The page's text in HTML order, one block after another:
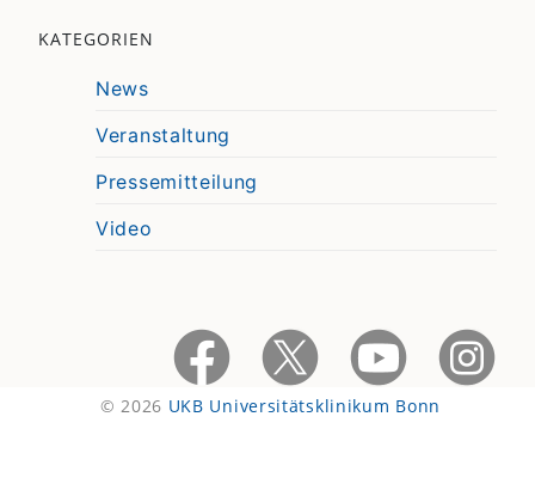
KATEGORIEN
News
Veranstaltung
Pressemitteilung
Video
© 2026 UKB Universitätsklinikum Bonn